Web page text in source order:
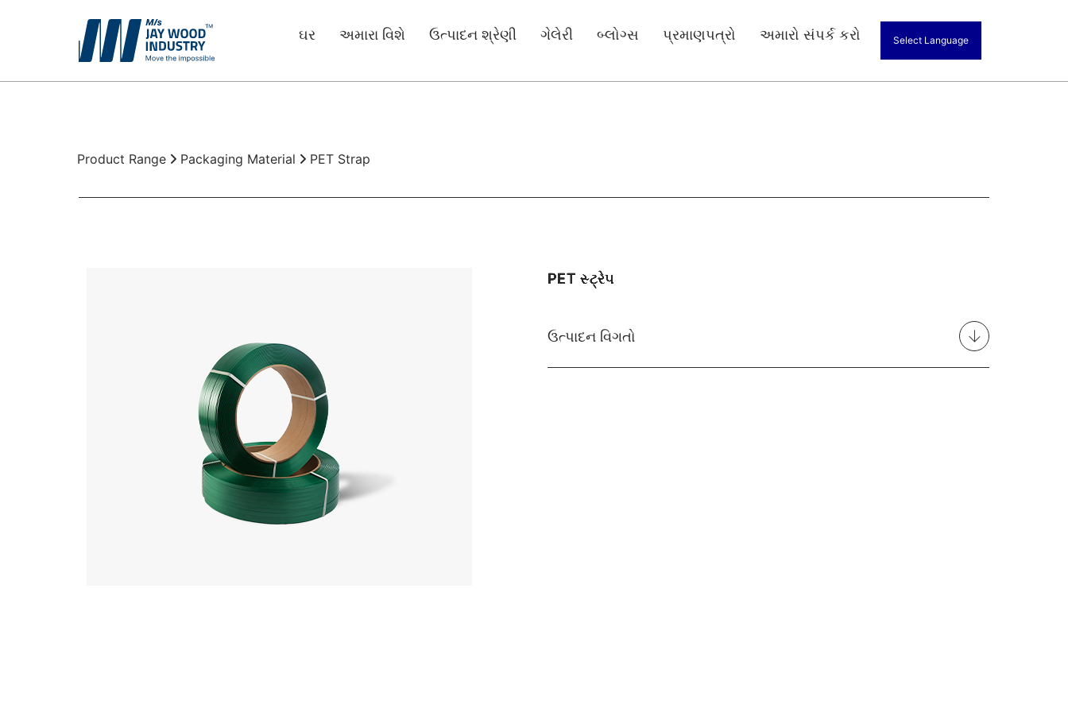
ઘર અમારા વિશે ઉત્પાદન શ્રેણી ગેલેરી બ્લોગ્સ પ્રમાણપત્રો અમારો સંપર્ક કરો Select Language
લાકડાના પેલેટ્સ
Product Range Packaging Material PET Strap
PET સ્ટ્રેપ
ઉત્પાદન વિગતો